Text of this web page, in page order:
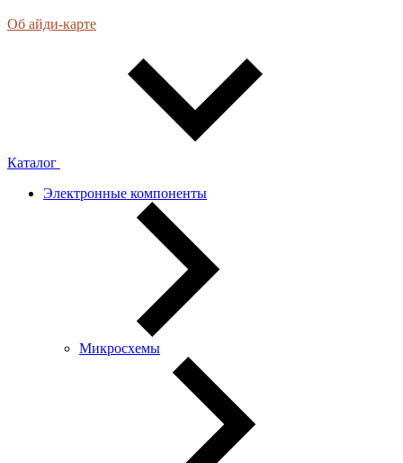
Об айди-карте
Каталог
Электронные компоненты
Микросхемы